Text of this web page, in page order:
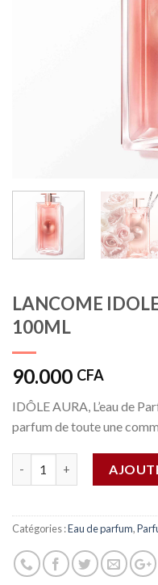
LANCOME
100ML
90.000 CFA
IDÔLE AURA, L’eau de
parfum de toute une
Catégories :Eau de parfum,